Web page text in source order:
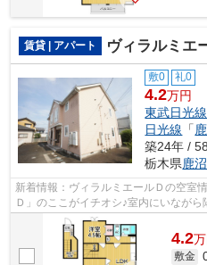
賃貸 | アパート ヴィラルミエ
敷0 礼0
4.2万円
東武日光線
日光線 「
築24年 /
栃木県鹿
新着情報：ヴィラルミエールＤの空室
Ｄ」のここがイチオシ♪室内にいながら
な物件です♪歩いて14分ほどで駅にアク
4.2万
敷金